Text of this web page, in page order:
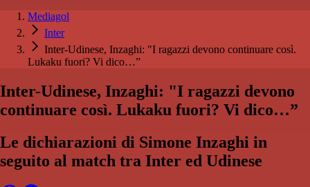
Mediagol
Inter
Inter-Udinese, Inzaghi: "I ragazzi devono continuare così.
Lukaku fuori? Vi dico…”
Inter-Udinese, Inzaghi: "I ragazzi devono
continuare così. Lukaku fuori? Vi dico…”
Le dichiarazioni di Simone Inzaghi in
seguito al match tra Inter ed Udinese